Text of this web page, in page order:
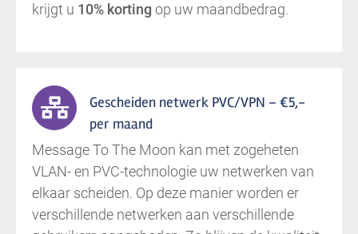
krijgt u 10% korting op uw maandbedrag.
Gescheiden netwerk PVC/VPN – €5,-
per maand
Message To The Moon kan met zogeheten
VLAN- en PVC-technologie uw netwerken van
elkaar scheiden. Op deze manier worden er
verschillende netwerken aan verschillende